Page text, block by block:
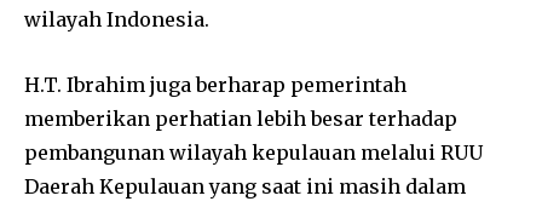
wilayah Indonesia.
H.T. Ibrahim juga berharap pemerintah
memberikan perhatian lebih besar terhadap
pembangunan wilayah kepulauan melalui RUU
Daerah Kepulauan yang saat ini masih dalam